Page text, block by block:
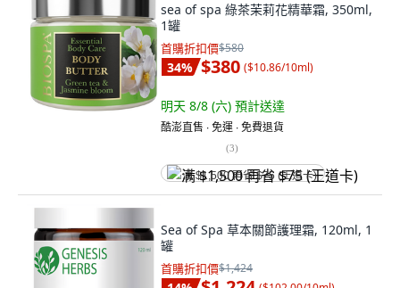
sea of spa 綠茶茉莉花精華霜, 350ml,
1罐
首購折扣價$580
34% $380 ($10.86/10ml)
明天 8/8 (六) 預計送達
酷澎直售 ∙ 免運 ∙ 免費退貨
(3)
满 $1,500 再省 $75 (王道卡)
Sea of Spa 草本關節護理霜, 120ml, 1
罐
首購折扣價$1,424